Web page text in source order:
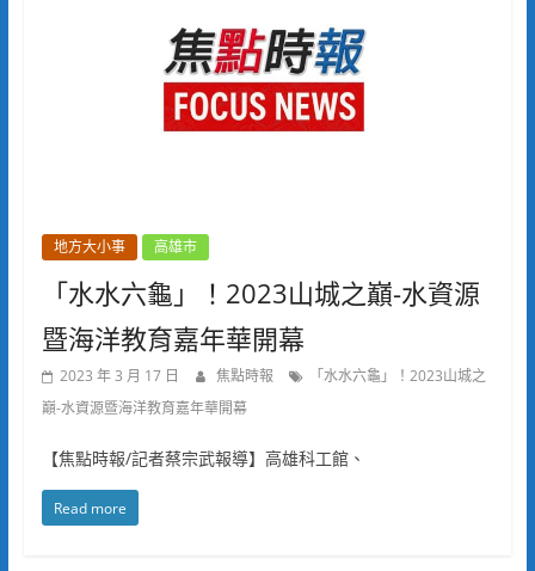
地方大小事 高雄市
「水水六龜」！2023山城之巔-水資源
暨海洋教育嘉年華開幕
2023 年 3 月 17 日 焦點時報
「水水六龜」！2023山城之
巔-水資源暨海洋教育嘉年華開幕
【焦點時報/記者蔡宗武報導】高雄科工館、
Read more